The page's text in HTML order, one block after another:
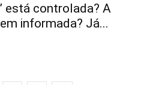
está controlada? A
informada? Já...